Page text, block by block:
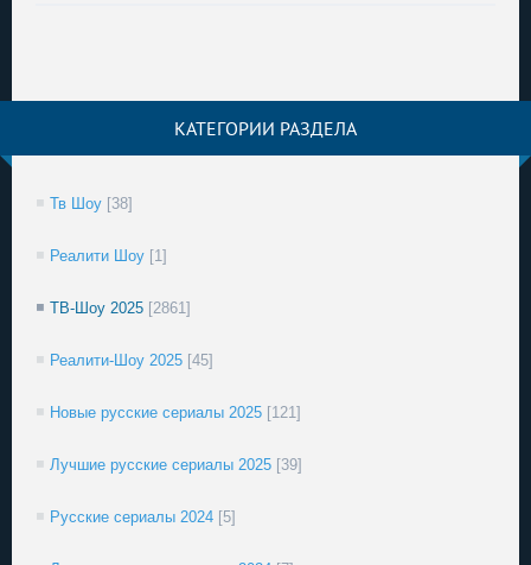
КАТЕГОРИИ РАЗДЕЛА
Тв Шоу [38]
Реалити Шоу [1]
ТВ-Шоу 2025 [2861]
Реалити-Шоу 2025 [45]
Новые русские сериалы 2025 [121]
Лучшие русские сериалы 2025 [39]
Русские сериалы 2024 [5]